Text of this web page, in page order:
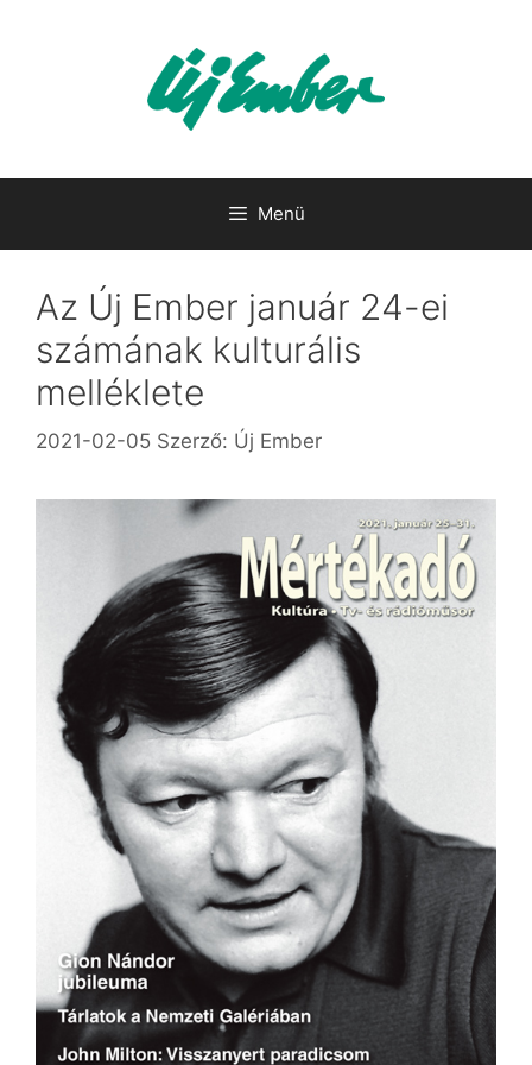
Menü
Az Új Ember január 24-ei
számának kulturális
melléklete
2021-02-05 Szerző: Új Ember